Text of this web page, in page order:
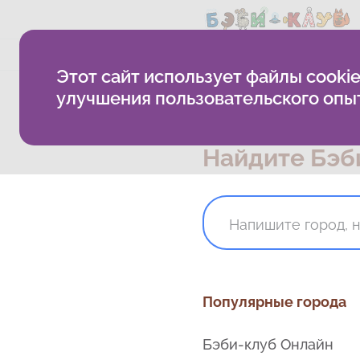
Главная Выбрать клуб или
Найдите
Популярные города
Бэби-клуб Онлайн
Этот сайт использует файлы
улучшения пользовательского